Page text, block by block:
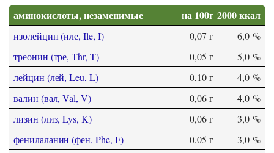
аминокислоты, незаменимые на 100г 2000 ккал
изолейцин (иле, Ile, I) 0,07 г
6,0 %
треонин (тре, Thr, T)
0,05 г
5,0 %
лейцин (лей, Leu, L)
0,10 г
4,0 %
валин (вал, Val, V)
0,06 г
4,0 %
лизин (лиз, Lys, K)
0,06 г
3,0 %
фенилаланин (фен, Phe, F)
0,05 г
3,0 %